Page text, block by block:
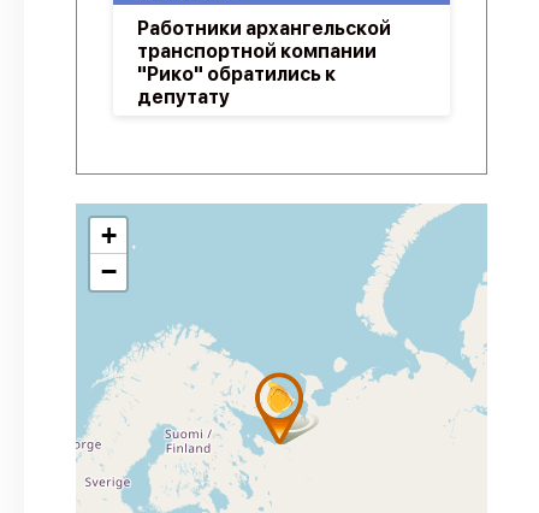
Работники архангельской
транспортной компании
"Рико" обратились к
депутату
+
−